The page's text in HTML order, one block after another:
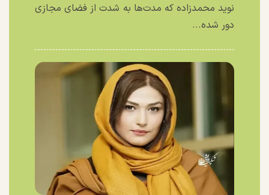
نوید محمدزاده که مدت‌ها به شدت از فضای مجازی
دور شده...